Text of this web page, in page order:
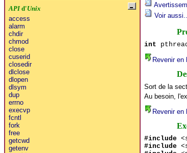
APId'Unix
access
alarm
chdir
chmod
close
cuserid
closedir
dlclose
dlopen
dlsym
dup
errno
execvp
fcntl
fork
free
getcwd
getenv
Voir aussi...
int
Revenir en
Sort de la
Au besoin,
Revenir en
#include
#include